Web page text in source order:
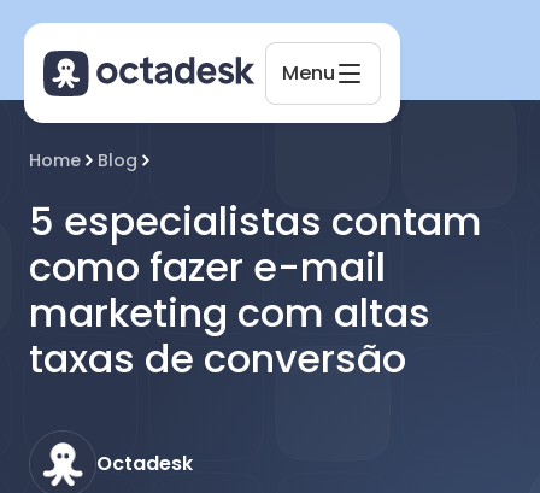
Menu
Home Blog
5 especialistas contam
como fazer e-mail
marketing com altas
taxas de conversão
Octadesk
Octadesk